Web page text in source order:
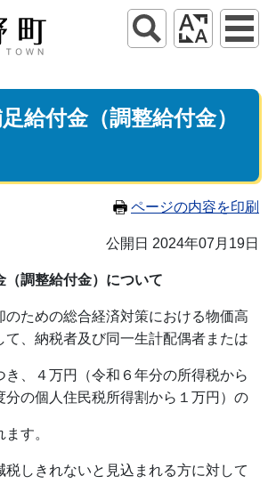
給付金（調整給付金）
ページの内容を印刷
公開日 2024年07月19日
（調整給付金）について
ための総合経済対策における物価高
て、納税者及び同一生計配偶者または
、４万円（令和６年分の所得税から
分の個人住民税所得割から１万円）の
す。
しきれないと見込まれる方に対して